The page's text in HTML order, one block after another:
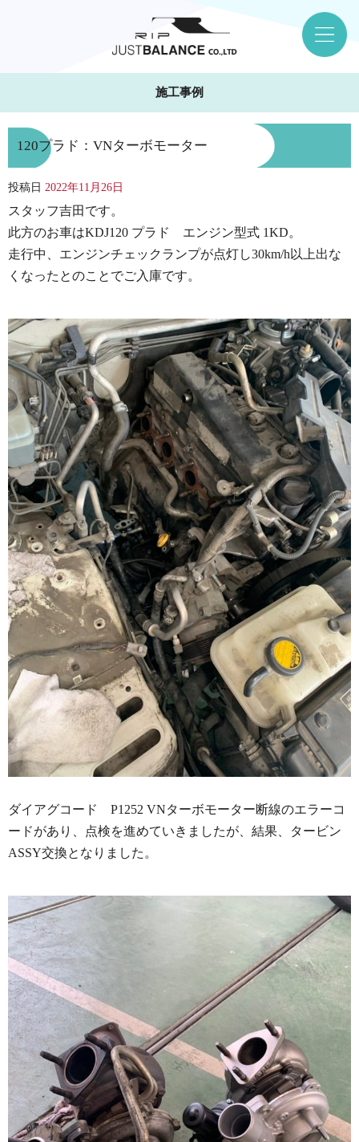
施工事例
120プラド：VNターボモーター
投稿日 2022年11月26日
スタッフ吉田です。
此方のお車はKDJ120 プラド エンジン型式 1KD。
走行中、エンジンチェックランプが点灯し30km/h以上出な
くなったとのことでご入庫です。
ダイアグコード P1252 VNターボモーター断線のエラーコ
ードがあり、点検を進めていきましたが、結果、タービン
ASSY交換となりました。